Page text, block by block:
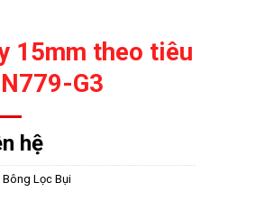
15mm theo tiêu
G3
hệ
Bông Lọc Bụi